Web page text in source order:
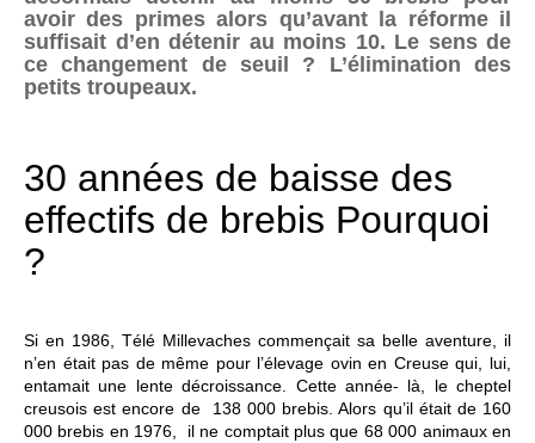
avoir des primes alors qu’avant la réforme il
suffisait d’en détenir au moins 10. Le sens de
ce changement de seuil ? L’élimination des
petits troupeaux.
30 années de baisse des
effectifs de brebis Pourquoi
?
Si en 1986, Télé Millevaches commençait sa belle aventure, il
n’en était pas de même pour l’élevage ovin en Creuse qui, lui,
entamait une lente décroissance. Cette année- là, le cheptel
creusois est encore de 138 000 brebis. Alors qu’il était de 160
000 brebis en 1976, il ne comptait plus que 68 000 animaux en